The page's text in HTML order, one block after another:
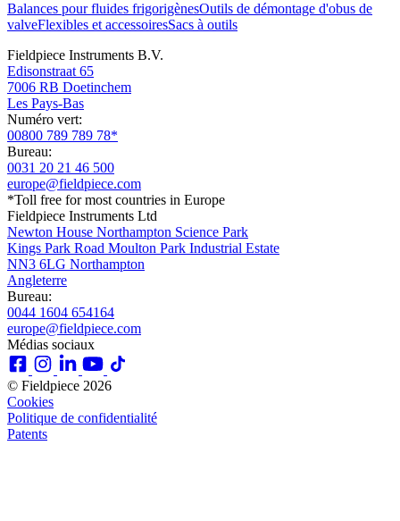
Balances pour fluides frigorigènesOutils de démontage d'obus de
valveFlexibles et accessoiresSacs à outils
Fieldpiece Instruments B.V.
Edisonstraat 65
7006 RB Doetinchem
Les Pays-Bas
Numéro vert:
00800 789 789 78*
Bureau:
0031 20 21 46 500
europe@fieldpiece.com
*Toll free for most countries in Europe
Fieldpiece Instruments Ltd
Newton House Northampton Science Park
Kings Park Road Moulton Park Industrial Estate
NN3 6LG Northampton
Angleterre
Bureau:
0044 1604 654164
europe@fieldpiece.com
Médias sociaux
© Fieldpiece 2026
Cookies
Politique de confidentialité
Patents